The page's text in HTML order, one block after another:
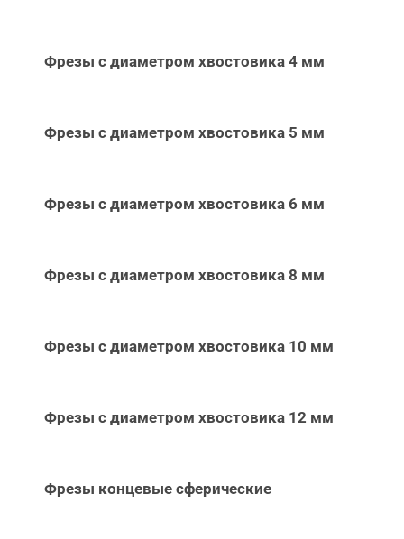
Фрезы с диаметром хвостовика 4 мм
Фрезы с диаметром хвостовика 5 мм
Фрезы с диаметром хвостовика 6 мм
Фрезы с диаметром хвостовика 8 мм
Фрезы с диаметром хвостовика 10 мм
Фрезы с диаметром хвостовика 12 мм
Фрезы концевые сферические